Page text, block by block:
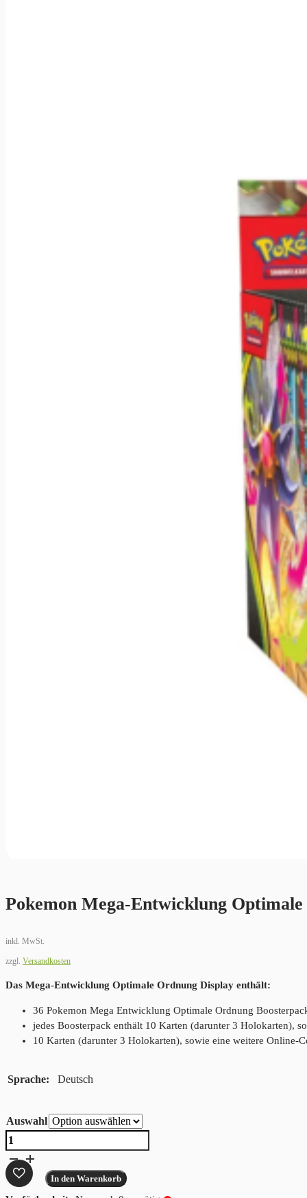
Pokemon Mega-Entwicklung
inkl. MwSt.
zzgl. Versandkosten
Das Mega-Entwicklung Optimale Ordnung Display enthält:
36 Pokemon Mega Entwicklung Optimale Ordnung
jedes Boosterpack enthält 10 Karten (darunter 3 Holokarten),
10 Karten (darunter 3 Holokarten), sowie eine weitere Online-
Sprache Deutsch
Auswahl
Pokemon
Mega-
Entwicklung
Optimale
In den Warenkorb